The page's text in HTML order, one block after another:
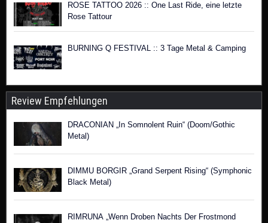
ROSE TATTOO 2026 :: One Last Ride, eine letzte
Rose Tattour
BURNING Q FESTIVAL :: 3 Tage Metal & Camping
Review Empfehlungen
DRACONIAN „In Somnolent Ruin“ (Doom/Gothic
Metal)
DIMMU BORGIR „Grand Serpent Rising“ (Symphonic
Black Metal)
RIMRUNA „Wenn Droben Nachts Der Frostmond